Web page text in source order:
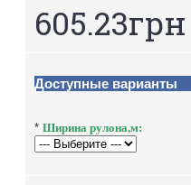
605.23грн
Доступные варианты
* Ширина рулона,м: